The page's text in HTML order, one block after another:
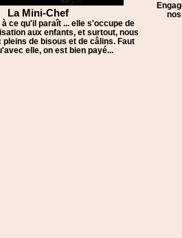
La Mini-Chef
ce qu'il paraît ... elle s'occupe de
aux enfants, et surtout, nous
de bisous et de câlins. Faut
elle, on est bien payé...